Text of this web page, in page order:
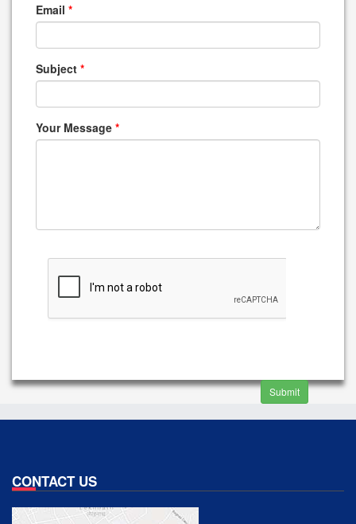
Email *
Subject *
Your Message *
Submit
CONTACT US